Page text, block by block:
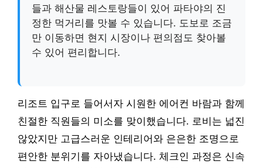
들과 해산물 레스토랑들이 있어 파타야의 진
정한 먹거리를 맛볼 수 있습니다. 도보로 조금
만 이동하면 현지 시장이나 편의점도 찾아볼
수 있어 편리합니다.
리조트 입구로 들어서자 시원한 에어컨 바람과 함께
친절한 직원들의 미소를 맞이했습니다. 로비는 넓진
않았지만 고급스러운 인테리어와 은은한 조명으로
편안한 분위기를 자아냈습니다. 체크인 과정은 신속